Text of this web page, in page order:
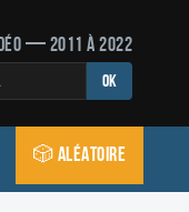
— 2011 à 2022
OK
🎲 Aléatoire